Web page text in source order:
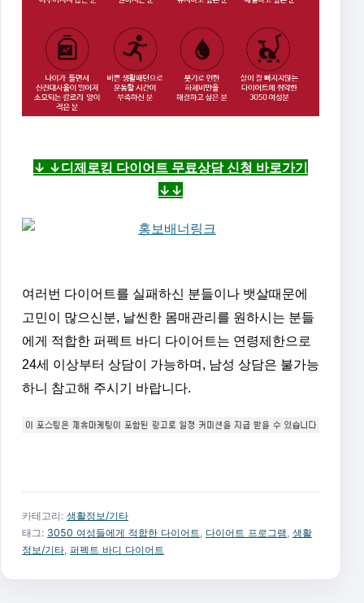
↓ ↓디제로킹 다이어트 무료상담 신청 바로가기
↓↓
여러번 다이어트를 실패하신 분들이나 뱃살때문에
고민이 많으신분, 날씬한 몸매관리를 원하시는 분들
에게 적합한 퍼펙트 바디 다이어트는 연령제한으로
24세 이상부터 상담이 가능하며, 남성 상담은 불가능
하니 참고해 주시기 바랍니다.
카테고리: 생활정보/기타
태그: 3050 여성들에게 적합한 다이어트 다이어트 프로그램 생활
정보/기타 퍼펙트 바디 다이어트